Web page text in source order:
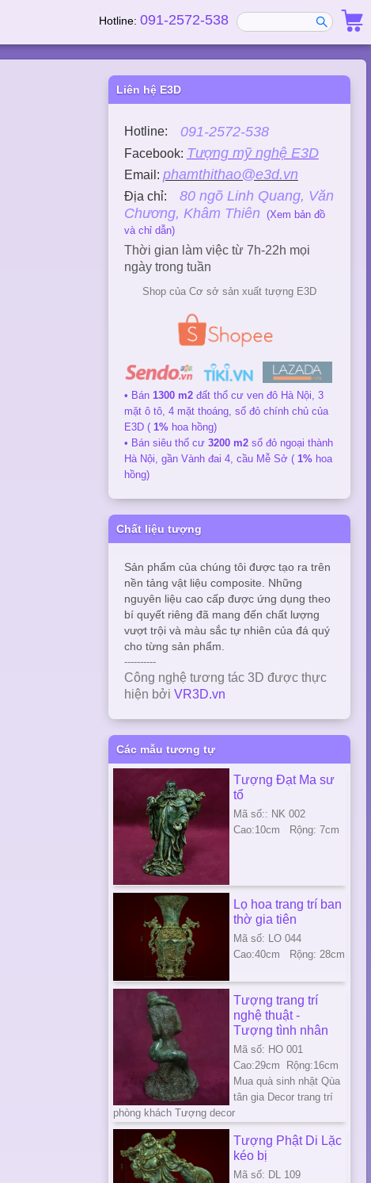
Hotline: 091-2572-538
Liên hệ E3D
Hotline: 091-2572-538
Facebook: Tượng mỹ nghệ E3D
Email: phamthithao@e3d.vn
Địa chỉ: 80 ngõ Linh Quang, Văn
Chương, Khâm Thiên (Xem bản đồ
và chỉ dẫn)
Thời gian làm việc từ 7h-22h mọi
ngày trong tuần
Shop của Cơ sở sản xuất tượng E3D
• Bán 1300 m2đất thổ cư ven đô Hà Nội, 3
mặt ô tô, 4 mặt thoáng, sổ đỏ chính chủ của
E3D ( 1%hoa hồng)
• Bán siêu thổ cư 3200 m2sổ đỏ ngoại thành
Hà Nội, gần Vành đai 4, cầu Mễ Sở ( 1%hoa
hồng)
Chất liệu tượng
Sản phẩm của chúng tôi được tạo ra trên
nền tảng vật liệu composite. Những
nguyên liệu cao cấp được ứng dụng theo
bí quyết riêng đã mang đến chất lượng
vượt trội và màu sắc tự nhiên của đá quý
cho từng sản phẩm.
----------
Công nghệ tương tác 3D được thực
hiện bởi VR3D.vn
Các mẫu tương tự
Tượng Đạt Ma sư
tổ
Mã số:: NK 002
Cao:10cm Rộng: 7cm
Lọ hoa trang trí ban
thờ gia tiên
Mã số: LO 044
Cao:40cm Rộng: 28cm
Tượng trang trí
nghệ thuật -
Tượng tình nhân
Mã số: HO 001
Cao:29cm Rộng:16cm
Mua quà sinh nhật Qùa
tân gia Decor trang trí
phòng khách Tượng decor
Tượng Phật Di Lặc
kéo bị
Mã số: DL 109